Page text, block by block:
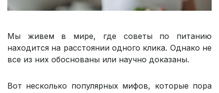
Мы живем в мире, где советы по питанию
находится на расстоянии одного клика. Однако не
все из них обоснованы или научно доказаны.
Вот несколько популярных мифов, которые пора